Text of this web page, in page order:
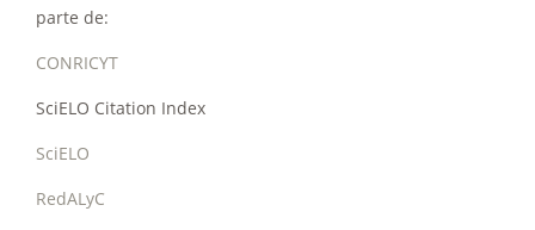
parte de:
CONRICYT
SciELO Citation Index
SciELO
RedALyC